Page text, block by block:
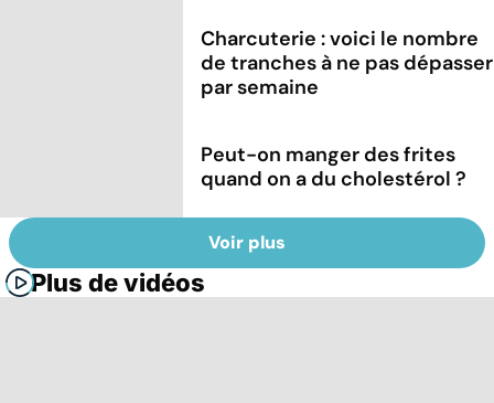
Charcuterie : voici le nombre
de tranches à ne pas dépasser
par semaine
Peut-on manger des frites
quand on a du cholestérol ?
Voir plus
Plus de vidéos